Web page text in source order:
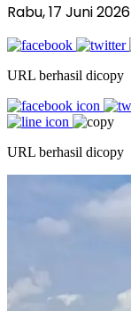
Rabu, 17 Juni 2026
URL berhasil dicopy
URL berhasil dicopy